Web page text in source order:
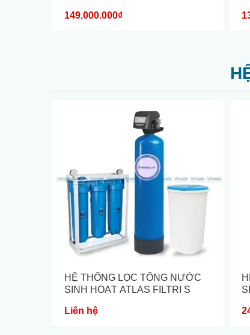
149.000.000₫
HỆ THỐNG LỌC TỔNG NƯỚC
SINH HOẠT ATLAS FILTRI S
Liên hệ